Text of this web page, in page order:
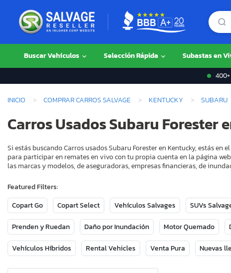
Buscar Vehículos Selección Rápida Subastas en
INICIO COMPRAR CARROS SALVAGE KENTUCKY SUBARU
Carros Usados Subaru Forester
Si estás buscando Carros usados Subaru Forester en Kentucky, estás
para participar en remates en vivo con tu propia cuenta en la página
las marcas y modelos, de aseguradoras, empresas financieras, de
Featured Filters:
Copart Go
Copart Select Vehículos Salvages SUVs
Prenden y Ruedan Daño por Inundación Motor Quemado
Vehículos Híbridos Rental Vehicles Venta Pura Nuevas